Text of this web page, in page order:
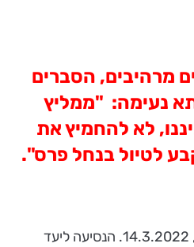
מרהיבים, הסברים
נעימה: "ממליץ
לא להחמיץ את
לטיול בנחל פרס".
יצאנו לדרך בבוקר יום שני, 14.3.2022. הנסיעה ליעד